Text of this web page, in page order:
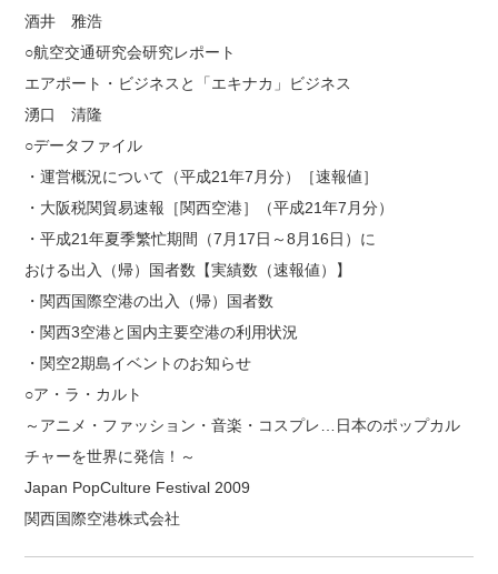
酒井 雅浩
○航空交通研究会研究レポート
エアポート・ビジネスと「エキナカ」ビジネス
湧口 清隆
○データファイル
・運営概況について（平成21年7月分）［速報値］
・大阪税関貿易速報［関西空港］（平成21年7月分）
・平成21年夏季繁忙期間（7月17日～8月16日）に
おける出入（帰）国者数【実績数（速報値）】
・関西国際空港の出入（帰）国者数
・関西3空港と国内主要空港の利用状況
・関空2期島イベントのお知らせ
○ア・ラ・カルト
～アニメ・ファッション・音楽・コスプレ…日本のポップカル
チャーを世界に発信！～
Japan PopCulture Festival 2009
関西国際空港株式会社